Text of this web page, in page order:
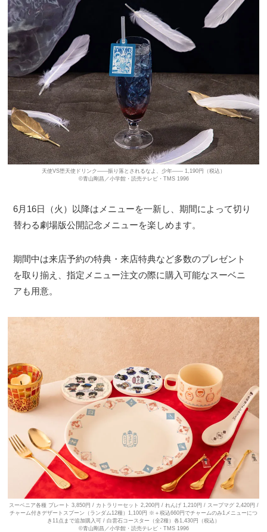
天使VS堕天使ドリンク――振り落とされるなよ、少年―― 1,190円（税込）
©青山剛昌／小学館・読売テレビ・TMS 1996
6月16日（火）以降はメニューを一新し、期間によって切り
替わる劇場版公開記念メニューを楽しめます。
期間中は来店予約の特典・来店特典など多数のプレゼント
を取り揃え、指定メニュー注文の際に購入可能なスーベニ
アも用意。
スーベニア各種 プレート 3,850円 / カトラリーセット 2,200円 / れんげ 1,210円 / スープマグ 2,420円 /
チャーム付きデザートスプーン（ランダム12種）1,100円 ※＋税込660円でチャームのみ1メニューにつ
き11点まで追加購入可 / 白雲石コースター（全2種）各1,430円（税込）
©青山剛昌／小学館・読売テレビ・TMS 1996